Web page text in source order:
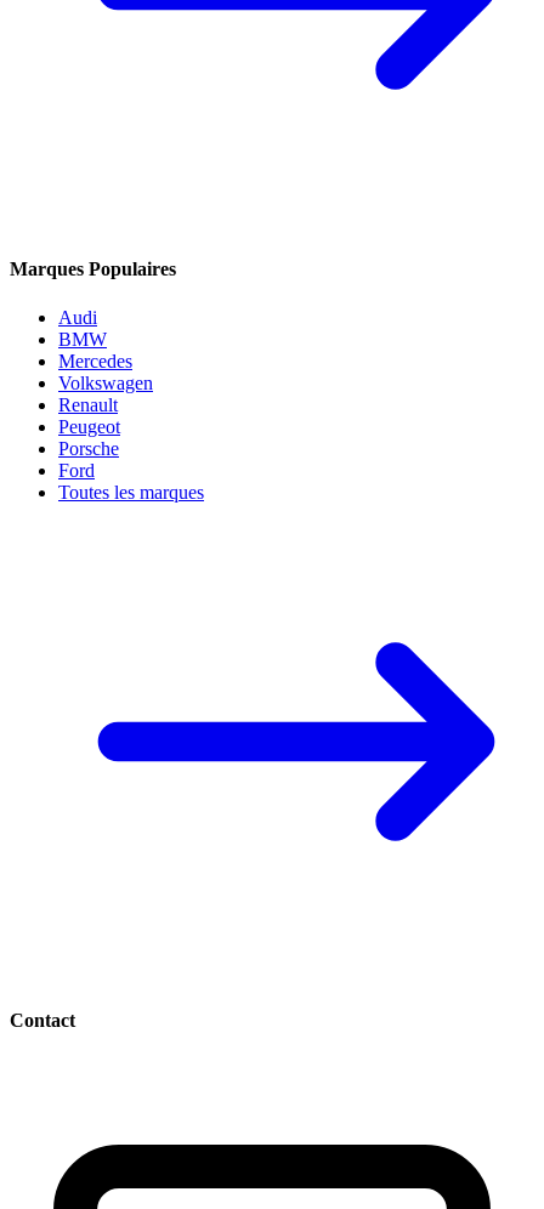
Marques Populaires
Audi
BMW
Mercedes
Volkswagen
Renault
Peugeot
Porsche
Ford
Toutes les marques
Contact